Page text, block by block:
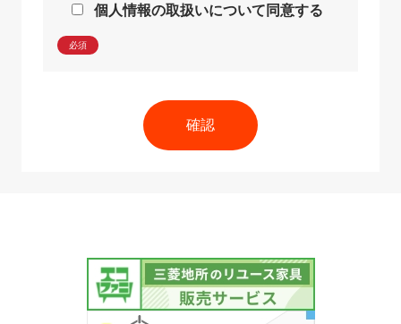
個人情報の取扱いについて同意する
必須